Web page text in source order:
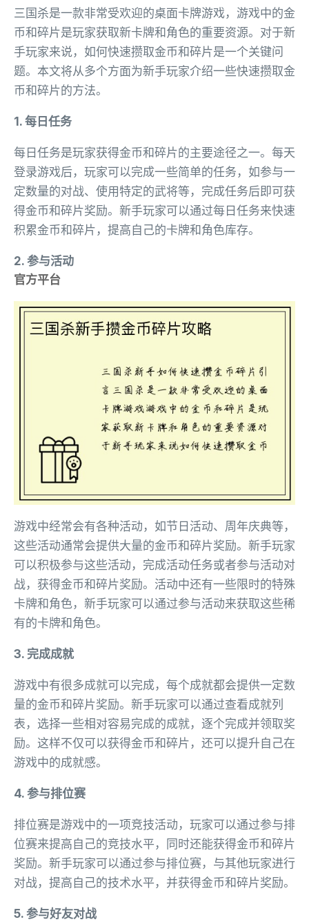
三国杀是一款非常受欢迎的桌面卡牌游戏，游戏中的金
币和碎片是玩家获取新卡牌和角色的重要资源。对于新
手玩家来说，如何快速攒取金币和碎片是一个关键问
题。本文将从多个方面为新手玩家介绍一些快速攒取金
币和碎片的方法。
1. 每日任务
每日任务是玩家获得金币和碎片的主要途径之一。每天
登录游戏后，玩家可以完成一些简单的任务，如参与一
定数量的对战、使用特定的武将等，完成任务后即可获
得金币和碎片奖励。新手玩家可以通过每日任务来快速
积累金币和碎片，提高自己的卡牌和角色库存。
2. 参与活动
官方平台
游戏中经常会有各种活动，如节日活动、周年庆典等，
这些活动通常会提供大量的金币和碎片奖励。新手玩家
可以积极参与这些活动，完成活动任务或者参与活动对
战，获得金币和碎片奖励。活动中还有一些限时的特殊
卡牌和角色，新手玩家可以通过参与活动来获取这些稀
有的卡牌和角色。
3. 完成成就
游戏中有很多成就可以完成，每个成就都会提供一定数
量的金币和碎片奖励。新手玩家可以通过查看成就列
表，选择一些相对容易完成的成就，逐个完成并领取奖
励。这样不仅可以获得金币和碎片，还可以提升自己在
游戏中的成就感。
4. 参与排位赛
排位赛是游戏中的一项竞技活动，玩家可以通过参与排
位赛来提高自己的竞技水平，同时还能获得金币和碎片
奖励。新手玩家可以通过参与排位赛，与其他玩家进行
对战，提高自己的技术水平，并获得金币和碎片奖励。
5. 参与好友对战